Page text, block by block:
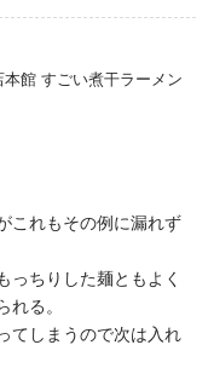
館 すごい煮干ラーメン
これもその例に漏れず
っちりした麺ともよく
れる。
てしまうので次は入れ